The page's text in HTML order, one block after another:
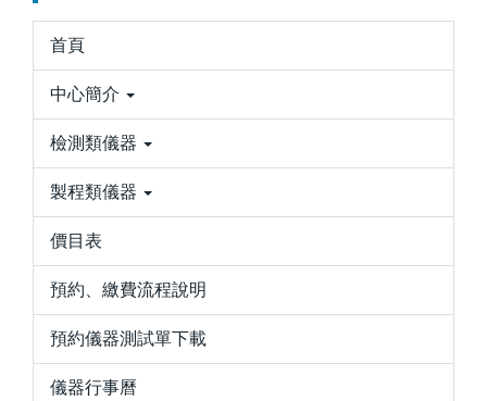
首頁
中心簡介
檢測類儀器
製程類儀器
價目表
預約、繳費流程說明
預約儀器測試單下載
儀器行事曆